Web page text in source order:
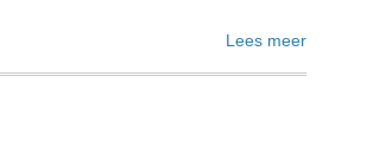
Lees meer